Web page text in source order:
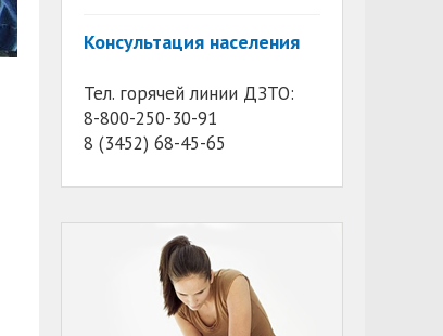
Консультация населения
Тел. горячей линии ДЗТО:
8-800-250-30-91
8 (3452) 68-45-65